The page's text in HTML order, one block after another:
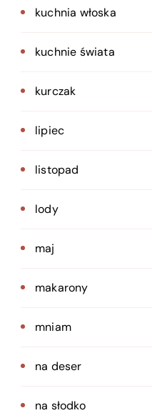
kuchnia włoska
kuchnie świata
kurczak
lipiec
listopad
lody
maj
makarony
mniam
na deser
na słodko